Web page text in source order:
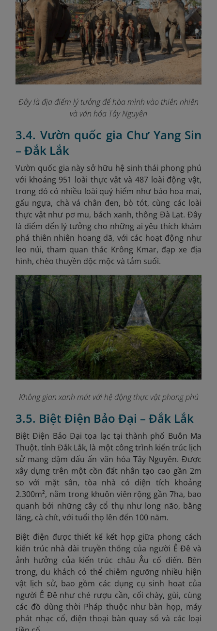
Đây là địa điểm lý tưởng để hòa mình vào thiên nhiên
và văn hóa Tây Nguyên
3.4. Vườn quốc gia Chư Yang Sin
– Đắk Lắk
Vườn quốc gia này sở hữu hệ sinh thái phong phú
với khoảng 951 loài thực vật và 487 loài động vật,
trong đó có nhiều loài quý hiếm như báo hoa mai,
gấu ngựa, chà vá chân đen, bò tót, cùng các loài
thực vật như pơ mu, bách xanh, thông Đà Lạt. Đây
là điểm đến lý tưởng cho những ai yêu thích khám
phá thiên nhiên hoang dã, với các hoạt động như
leo núi, tham quan thác Krông Kmar, đạp xe địa
hình, chèo thuyền độc mộc và tắm suối.
Không gian xanh mát với hệ động thực vật phong phú
3.5. Biệt Điện Bảo Đại – Đắk Lắk
Biệt Điện Bảo Đại tọa lạc tại thành phố Buôn Ma
Thuột, tỉnh Đắk Lắk, là một công trình kiến trúc lịch
sử mang đậm dấu ấn văn hóa Tây Nguyên. Được
xây dựng trên một cồn đất nhân tạo cao gần 2m
so với mặt sân, tòa nhà có diện tích khoảng
2.300m², nằm trong khuôn viên rộng gần 7ha, bao
quanh bởi những cây cổ thụ như long não, bằng
lăng, cà chít, với tuổi thọ lên đến 100 năm.
Biệt điện được thiết kế kết hợp giữa phong cách
kiến trúc nhà dài truyền thống của người Ê Đê và
ảnh hưởng của kiến trúc châu Âu cổ điển. Bên
trong, du khách có thể chiêm ngưỡng nhiều hiện
vật lịch sử, bao gồm các dụng cụ sinh hoạt của
người Ê Đê như ché rượu cần, cối chày, gùi, cùng
các đồ dùng thời Pháp thuộc như bàn họp, máy
phát nhạc cổ, điện thoại bàn quay số và các loại